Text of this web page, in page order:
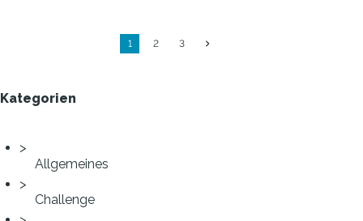
1 2 3
Kategorien
Allgemeines
Challenge